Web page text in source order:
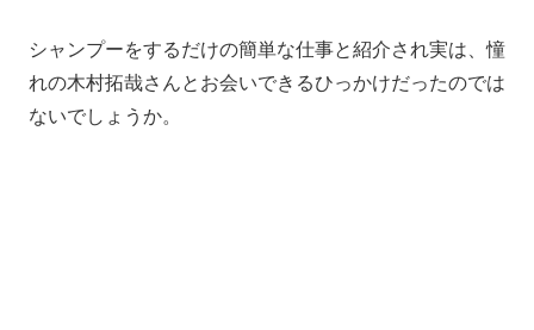
シャンプーをするだけの簡単な仕事と紹介され実は、憧
れの木村拓哉さんとお会いできるひっかけだったのでは
ないでしょうか。